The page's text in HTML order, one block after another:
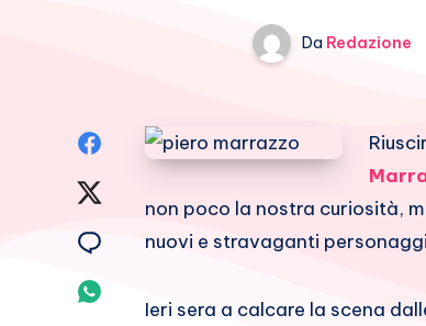
Da Redazione
Condividi
Facebook
Condividi
non poco la nostra curiosità,
nuovi e stravaganti
Ieri sera a calcare la scena